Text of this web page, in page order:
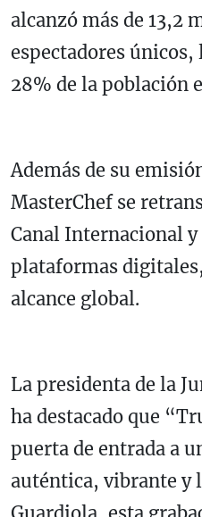
alcanzó más de 13,2
espectadores únicos,
28% de la población
Además de su
MasterChef se
Canal Internacional
plataformas
alcance global.
La presidenta de la
ha destacado que
puerta de entrada a
auténtica, vibrante y